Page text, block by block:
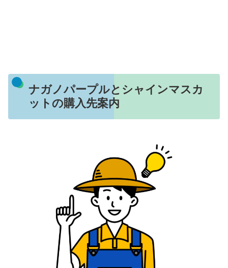
ナガノパープルとシャインマスカ
ットの購入先案内